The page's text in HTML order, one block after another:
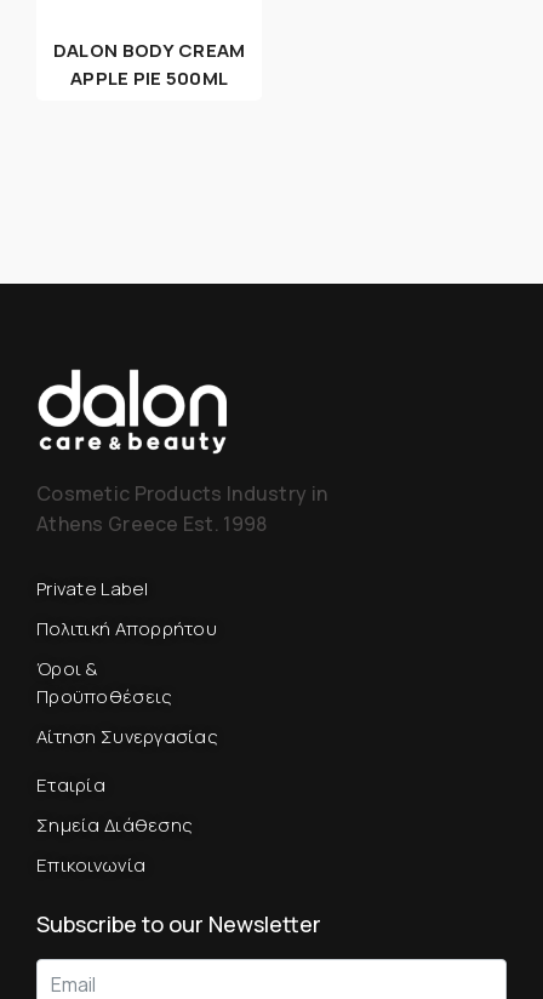
DALON BODY CREAM
APPLE PIE 500ML
Cosmetic Products Industry in
Athens Greece Est. 1998
Private Label
Πολιτική Απορρήτου
Όροι &
Προϋποθέσεις
Αίτηση Συνεργασίας
Εταιρία
Σημεία Διάθεσης
Επικοινωνία
Subscribe to our Newsletter